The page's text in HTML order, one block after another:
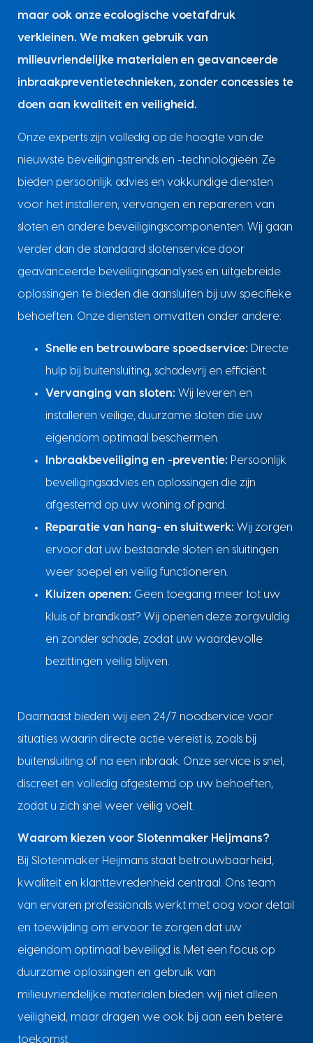
maar ook onze ecologische voetafdruk
verkleinen. We maken gebruik van
milieuvriendelijke materialen en geavanceerde
inbraakpreventietechnieken, zonder concessies te
doen aan kwaliteit en veiligheid.
Onze experts zijn volledig op de hoogte van de
nieuwste beveiligingstrends en -technologieën. Ze
bieden persoonlijk advies en vakkundige diensten
voor het installeren, vervangen en repareren van
sloten en andere beveiligingscomponenten. Wij gaan
verder dan de standaard slotenservice door
geavanceerde beveiligingsanalyses en uitgebreide
oplossingen te bieden die aansluiten bij uw specifieke
behoeften. Onze diensten omvatten onder andere:
Snelle en betrouwbare spoedservice: Directe
hulp bij buitensluiting, schadevrij en efficiënt.
Vervanging van sloten: Wij leveren en
installeren veilige, duurzame sloten die uw
eigendom optimaal beschermen.
Inbraakbeveiliging en -preventie: Persoonlijk
beveiligingsadvies en oplossingen die zijn
afgestemd op uw woning of pand.
Reparatie van hang- en sluitwerk: Wij zorgen
ervoor dat uw bestaande sloten en sluitingen
weer soepel en veilig functioneren.
Kluizen openen: Geen toegang meer tot uw
kluis of brandkast? Wij openen deze zorgvuldig
en zonder schade, zodat uw waardevolle
bezittingen veilig blijven.
Daarnaast bieden wij een 24/7 noodservice voor
situaties waarin directe actie vereist is, zoals bij
buitensluiting of na een inbraak. Onze service is snel,
discreet en volledig afgestemd op uw behoeften,
zodat u zich snel weer veilig voelt.
Waarom kiezen voor Slotenmaker Heijmans?
Bij Slotenmaker Heijmans staat betrouwbaarheid,
kwaliteit en klanttevredenheid centraal. Ons team
van ervaren professionals werkt met oog voor detail
en toewijding om ervoor te zorgen dat uw
eigendom optimaal beveiligd is. Met een focus op
duurzame oplossingen en gebruik van
milieuvriendelijke materialen bieden wij niet alleen
veiligheid, maar dragen we ook bij aan een betere
toekomst.